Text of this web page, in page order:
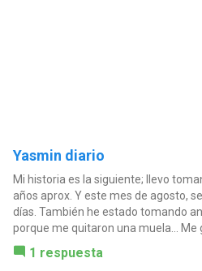
Yasmin diario
Mi historia es la siguiente; llevo
años aprox. Y este mes de agosto,
días. También he estado tomando
porque me quitaron una muela... Me
1 respuesta